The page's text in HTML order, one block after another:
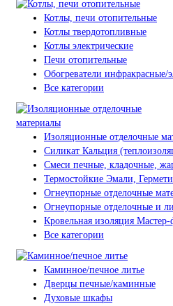
Котлы, печи отопительные
Котлы твердотопливные
Котлы электрические
Печи отопительные
Обогреватели инфракрасные/
Все категории
Изоляционные отделочные
Силикат Кальция
Смеси печные, кладочные,
Термостойкие Эмали,
Огнеупорные отделочные
Огнеупорные отделочные и
Кровельная изоляция
Все категории
Каминное/печное литье
Дверцы печные/каминные
Духовые шкафы